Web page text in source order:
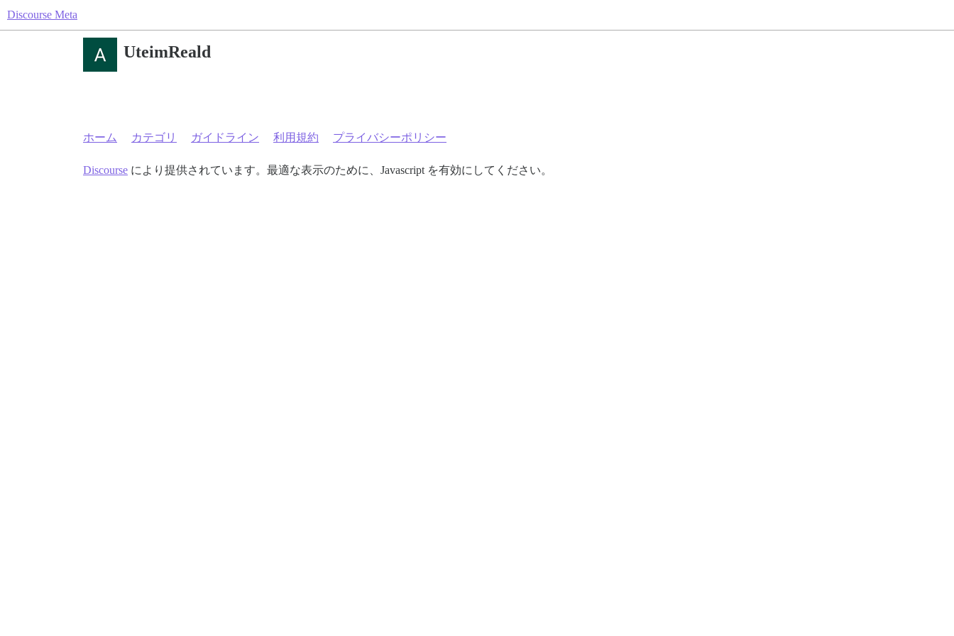
Discourse Meta
UteimReald
ホーム カテゴリ ガイドライン 利用規約 プライバシーポリシー
Discourse により提供されています。最適な表示のために、Javascript を有効にしてください。